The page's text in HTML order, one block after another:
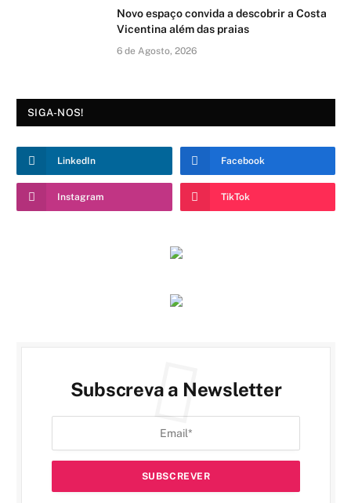
Novo espaço convida a descobrir a Costa
Vicentina além das praias
6 de Agosto, 2026
SIGA-NOS!
LinkedIn Facebook
Instagram TikTok
Subscreva a Newsletter